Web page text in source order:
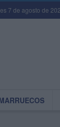
7 de agosto de